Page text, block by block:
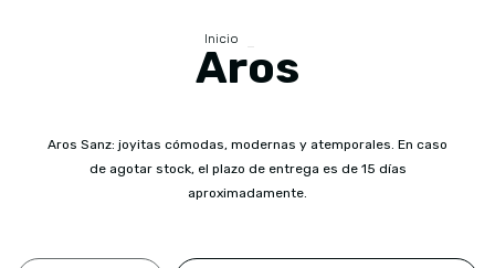
Inicio
Aros
Aros Sanz: joyitas cómodas, modernas y atemporales. En caso
de agotar stock, el plazo de entrega es de 15 días
aproximadamente.